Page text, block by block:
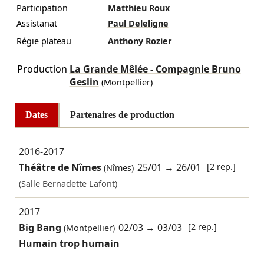
Participation
Matthieu Roux
Assistanat
Paul Deleligne
Régie plateau
Anthony Rozier
Production La Grande Mêlée - Compagnie Bruno
Geslin (Montpellier)
Dates Partenaires de production
2016-2017
Théâtre de Nîmes(Nîmes) 25/01 →26/01
[2 rep.]
(Salle Bernadette Lafont)
2017
Big Bang (Montpellier) 02/03 →03/03 [2 rep.]
Humain trop humain